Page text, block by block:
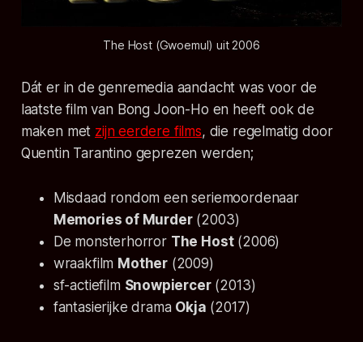
The Host (Gwoemul) uit 2006
Dát er in de genremedia aandacht was voor de
laatste film van Bong Joon-Ho en heeft ook de
maken met zijn eerdere films, die regelmatig door
Quentin Tarantino geprezen werden;
Misdaad rondom een seriemoordenaar
Memories of Murder(2003)
De monsterhorror The Host(2006)
wraakfilm Mother (2009)
sf-actiefilm Snowpiercer(2013)
fantasierijke drama Okja (2017)